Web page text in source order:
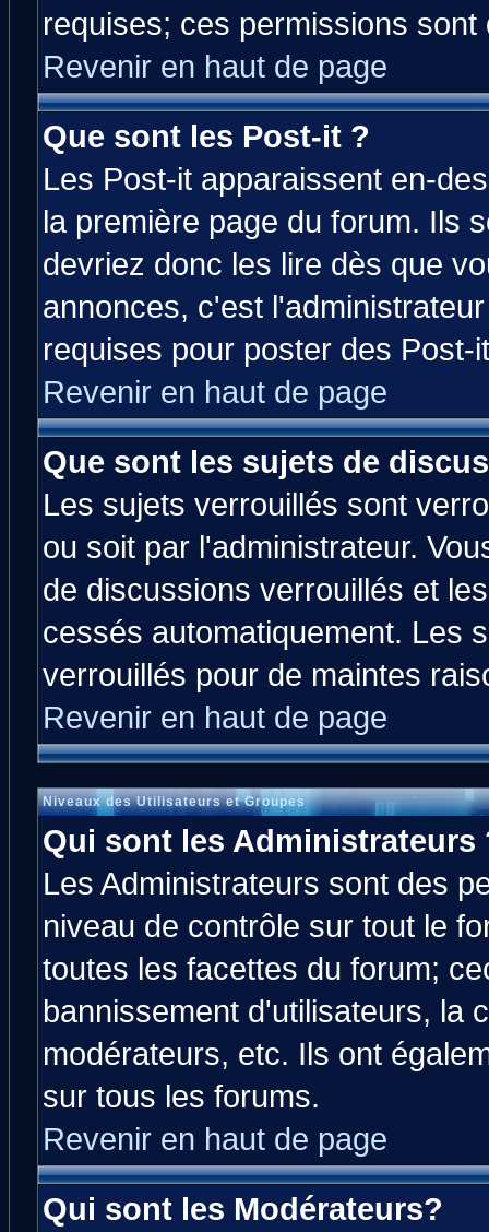
requises; ces permissions
Revenir en haut de page
Que sont les Post-it ?
Les Post-it apparaissent en-
la première page du forum. Ils
devriez donc les lire dès que
annonces, c'est
requises pour poster des Post-
Revenir en haut de page
Que sont les sujets de
Les sujets verrouillés sont
ou soit par l'administrateur.
de discussions verrouillés et
cessés automatiquement. Les
verrouillés pour de maintes
Revenir en haut de page
Niveaux des Utilisateurs et Groupes
Qui sont les Administrateurs
Les Administrateurs sont des
niveau de contrôle sur tout le
toutes les facettes du forum;
bannissement d'utilisateurs, la
modérateurs, etc. Ils ont
sur tous les forums.
Revenir en haut de page
Qui sont les Modérateurs?